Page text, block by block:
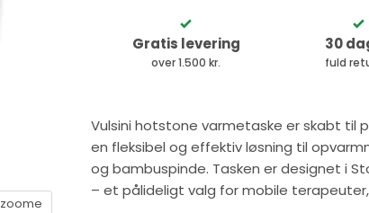
Gratis levering
over 1.500 kr.
30
fuld
Vulsini hotstone varmetaske er skabt til
en fleksibel og effektiv løsning til
og bambuspinde. Tasken er designet i
– et pålideligt valg for mobile terapeuter,